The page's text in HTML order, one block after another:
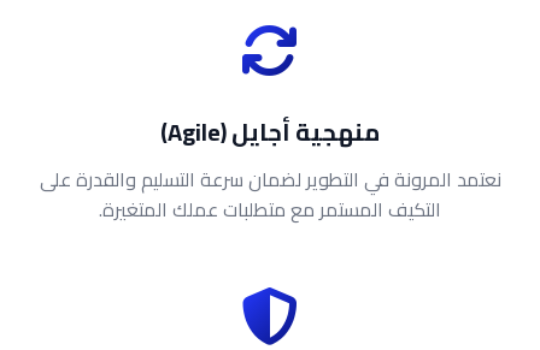
منهجية أجايل (Agile)
نعتمد المرونة في التطوير لضمان سرعة التسليم والقدرة على
التكيف المستمر مع متطلبات عملك المتغيرة.